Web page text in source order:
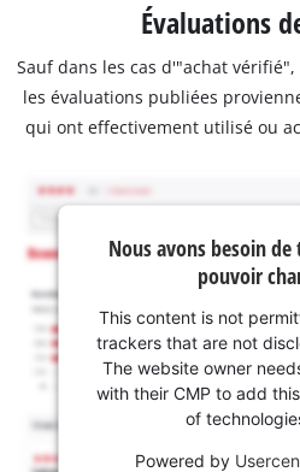
Évaluations
Sauf dans les cas d'"achat
les évaluations publiées
qui ont effectivement utilisé ou
Nous avons besoin
pouvoir
This content is not
trackers that are not
The website owner
with their CMP to add
of
Powered by